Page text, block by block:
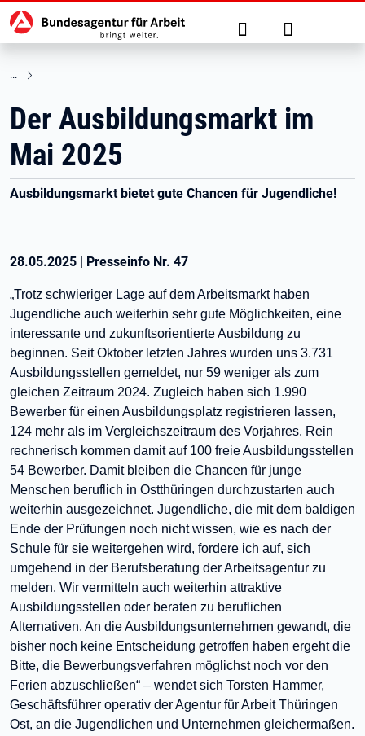
zu den Hauptinhalten springen
Hauptnavigation Suche Anmelden
Der Ausbildungsmarkt im
Mai 2025
Ausbildungsmarkt bietet gute Chancen für Jugendliche!
28.05.2025 | Presseinfo Nr. 47
„Trotz schwieriger Lage auf dem Arbeitsmarkt haben
Jugendliche auch weiterhin sehr gute Möglichkeiten, eine
interessante und zukunftsorientierte Ausbildung zu
beginnen. Seit Oktober letzten Jahres wurden uns 3.731
Ausbildungsstellen gemeldet, nur 59 weniger als zum
gleichen Zeitraum 2024. Zugleich haben sich 1.990
Bewerber für einen Ausbildungsplatz registrieren lassen,
124 mehr als im Vergleichszeitraum des Vorjahres. Rein
rechnerisch kommen damit auf 100 freie Ausbildungsstellen
54 Bewerber. Damit bleiben die Chancen für junge
Menschen beruflich in Ostthüringen durchzustarten auch
weiterhin ausgezeichnet. Jugendliche, die mit dem baldigen
Ende der Prüfungen noch nicht wissen, wie es nach der
Schule für sie weitergehen wird, fordere ich auf, sich
umgehend in der Berufsberatung der Arbeitsagentur zu
melden. Wir vermitteln auch weiterhin attraktive
Ausbildungsstellen oder beraten zu beruflichen
Alternativen. An die Ausbildungsunternehmen gewandt, die
bisher noch keine Entscheidung getroffen haben ergeht die
Bitte, die Bewerbungsverfahren möglichst noch vor den
Ferien abzuschließen“ – wendet sich Torsten Hammer,
Geschäftsführer operativ der Agentur für Arbeit Thüringen
Ost, an die Jugendlichen und Unternehmen gleichermaßen.